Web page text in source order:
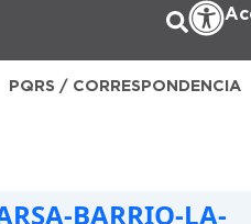
PQRS / CORRESPONDENCIA
BARRIO-LA-